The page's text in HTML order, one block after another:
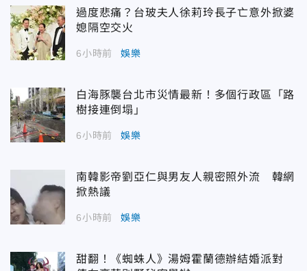
過度悲痛？台玻夫人徐莉玲長子亡意外掀婆
媳隔空交火
6小時前 娛樂
白海豚襲台北市災情最新！多個行政區「路
樹接連倒塌」
6小時前 娛樂
南韓影帝劉亞仁與男友人親密照外流 韓網
掀熱議
6小時前 娛樂
甜翻！《蜘蛛人》湯姆霍蘭德辦結婚派對